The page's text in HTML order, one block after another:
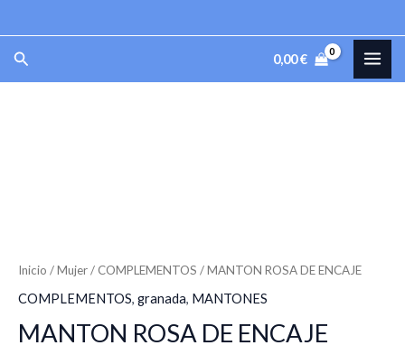
al
contenido
Buscar 0,00€
Inicio /Mujer/ COMPLEMENTOS / MANTON ROSA DE ENCAJE
COMPLEMENTOS, granada, MANTONES
MANTON ROSA DE ENCAJE
cantidad